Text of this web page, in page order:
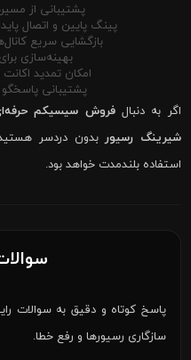
پشتیبانی از
پینگ پایین و اتصال
بازگشایی سریع
بهینه‌سازی
امکان تمدید
پشتیبانی پاسخگو
اگر به دنبالفروش سیسیکم
شیرینگ رسیوربدون دردسر
استفاده بلندمدت خواهد بود.
پاسخ کوتاه و دقیق به سوالات
سازگاری رسیورها و رفع خطا.